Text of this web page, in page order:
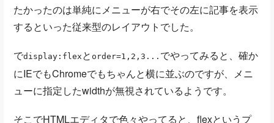
たかったのは単純にメニューが右でその左に記事を表示
するといった従来型のレイアウトでした。
でdisplay:flex と order=1,2,3... でやってみると、確か
にIEでもChromeでもちゃんと横に並ぶのですが、メニ
ューに指定したwidthが無視されているようです。
そこでHTMLエディタで色々やってると、flexというプ